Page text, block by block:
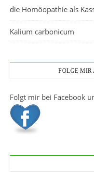
die Homöopathie als
Kalium carbonicum
FOLGE MIR
Folgt mir bei Facebook